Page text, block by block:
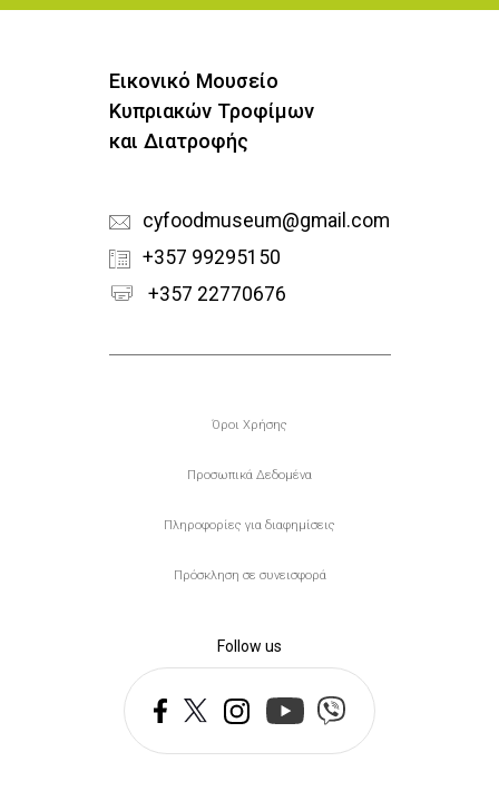
Εικονικό Μουσείο
Κυπριακών Τροφίμων
και Διατροφής
cyfoodmuseum@gmail.com
+357 99295150
+357 22770676
Υποσέλιδο
Όροι Χρήσης
Προσωπικά Δεδομένα
Πληροφορίες για διαφημίσεις
Πρόσκληση σε συνεισφορά
Follow us